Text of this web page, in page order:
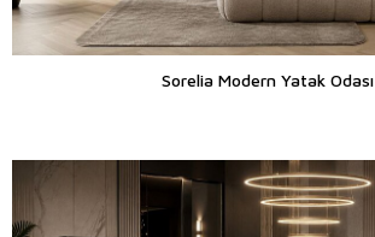
Sorelia Modern Yatak Odası